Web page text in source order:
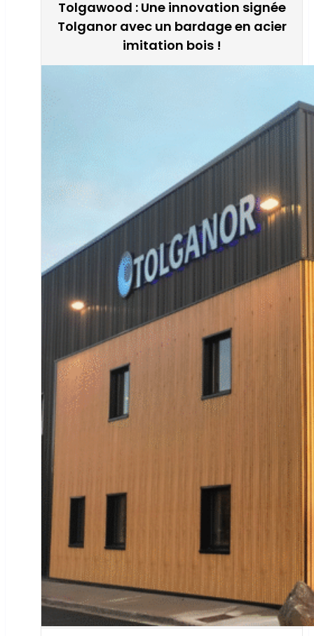
Tolgawood : Une innovation signée
Tolganor avec un bardage en acier
imitation bois !